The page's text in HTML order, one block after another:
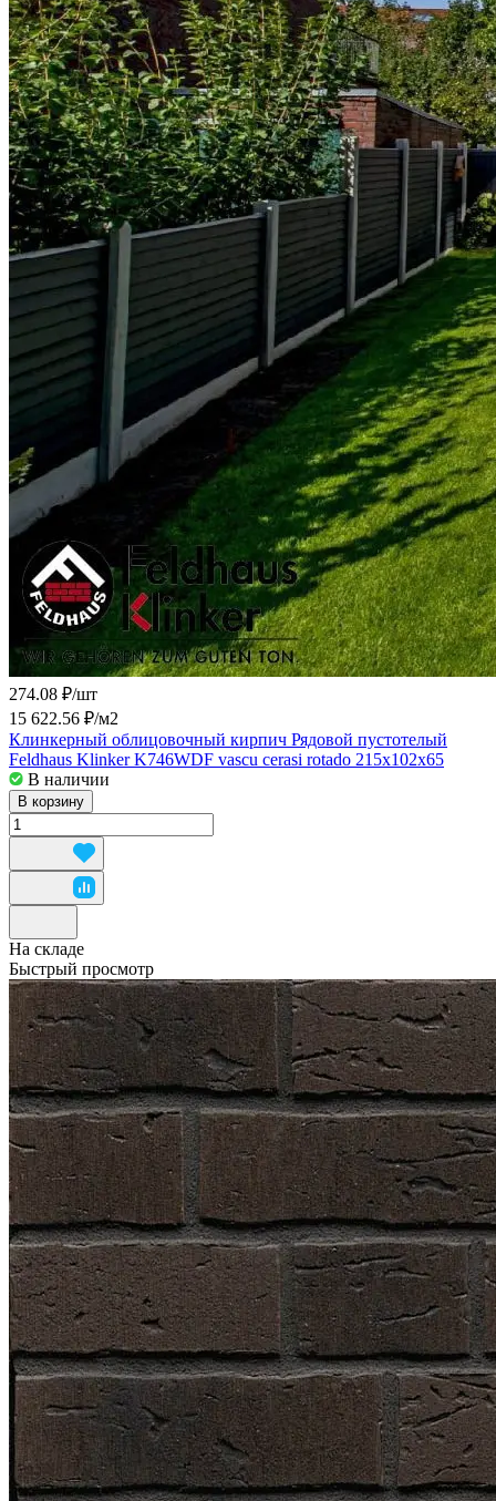
274.08 ₽/шт
15 622.56 ₽/м2
Клинкерный облицовочный кирпич Рядовой пустотелый
Feldhaus Klinker K746WDF vascu cerasi rotado 215x102x65
В наличии
В корзину
На складе
Быстрый просмотр